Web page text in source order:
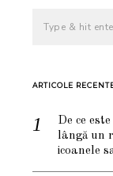
ARTICOLE
De ce
lângă un
icoanele